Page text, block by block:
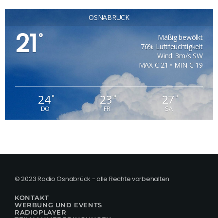
OSNABRÜCK
21 °
Mäßig bewölkt
76% Luftfeuchtigkeit
Wind: 3m/s SW
MAX C 21 • MIN C 19
24°
DO
23°
FR
27°
SA
© 2023 Radio Osnabrück - alle Rechte vorbehalten
KONTAKT
WERBUNG UND EVENTS
RADIOPLAYER